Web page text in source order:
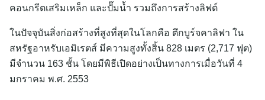
สำหรับ:
คอนกรีตเสริมเหล็ก และปั๊มน้ำ รวมถึงการสร้างลิฟต์
ในปัจจุบันสิ่งก่อสร้างที่สูงที่สุดในโลกคือ ตึกบูร์จคาลิฟา ใน
สหรัฐอาหรับเอมิเรตส์ มีความสูงทั้งสิ้น 828 เมตร (2,717 ฟุต)
มีจำนวน 163 ชั้น โดยมีพิธีเปิดอย่างเป็นทางการเมื่อวันที่ 4
มกราคม พ.ศ. 2553